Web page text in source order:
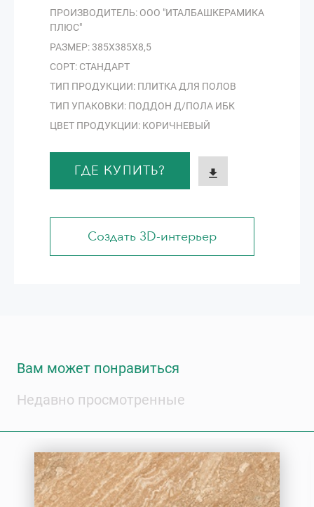
ПРОИЗВОДИТЕЛЬ: ООО "ИТАЛБАШКЕРАМИКА
ПЛЮС"
РАЗМЕР: 385Х385Х8,5
СОРТ: СТАНДАРТ
ТИП ПРОДУКЦИИ: ПЛИТКА ДЛЯ ПОЛОВ
ТИП УПАКОВКИ: ПОДДОН Д/ПОЛА ИБК
ЦВЕТ ПРОДУКЦИИ: КОРИЧНЕВЫЙ
ГДЕ КУПИТЬ?
Создать 3D-интерьер
Вам может понравиться
Недавно просмотренные